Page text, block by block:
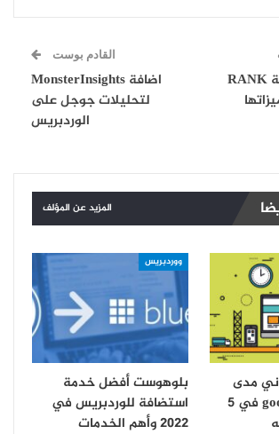
تعرف على اضافة RANK
القادم بوست
اضافة MonsterInsights
لتحليلات جوجل على
الوردبريس
المزيد عن المؤلف
مدى
الحياة على google في 5
ووردبريس
بلوهوست أفضل خدمة
استضافة للوردبريس في
2022 وأهم الخدمات